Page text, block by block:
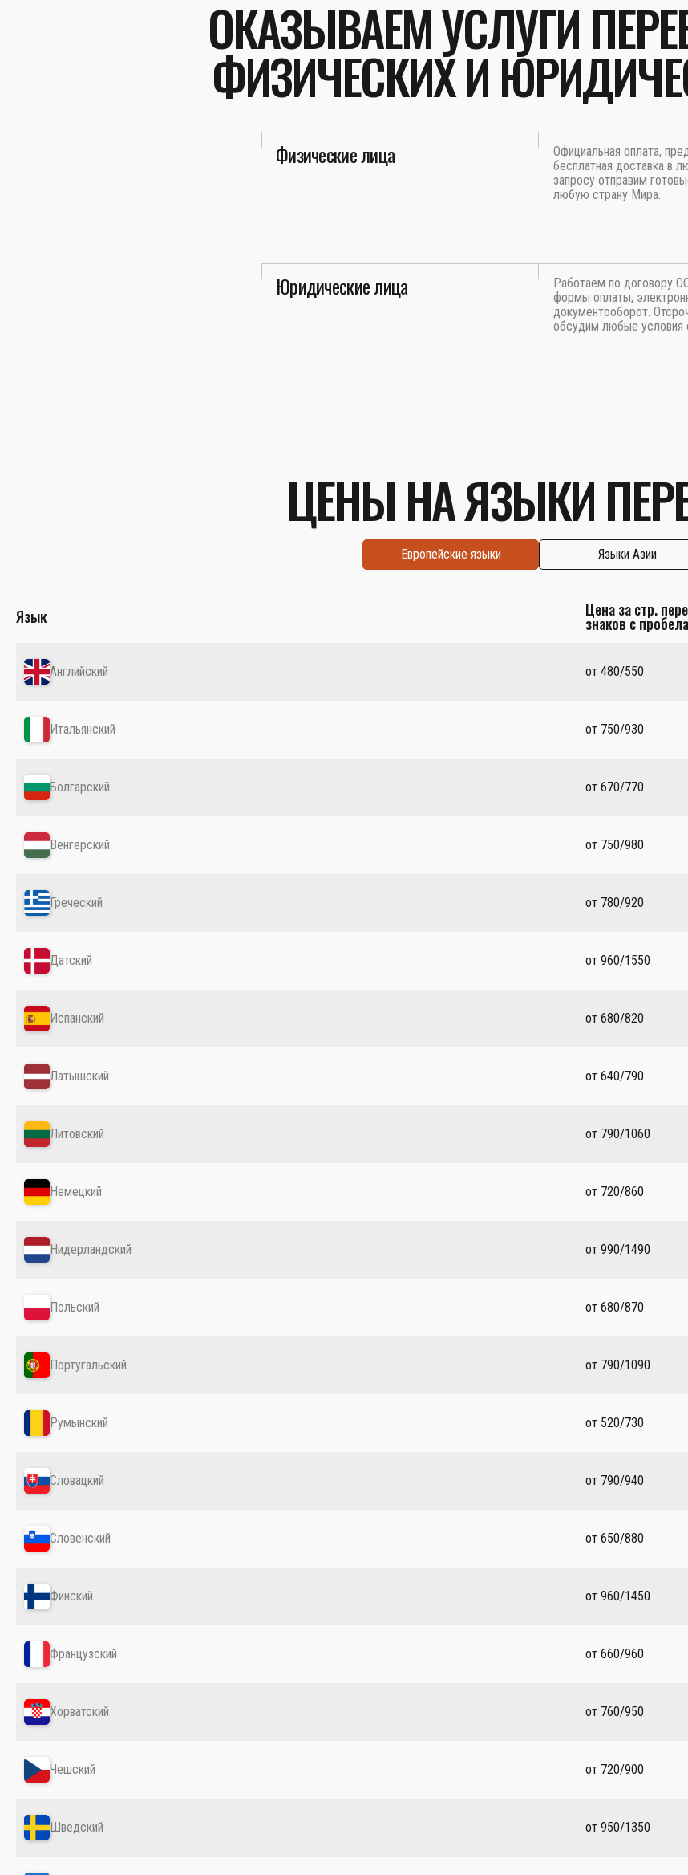
ОКАЗЫВАЕМ УСЛУГИ
ФИЗИЧЕСКИХ И
Физические лица
Официальная оплата,
бесплатная доставка в
запросу отправим
любую страну Мира.
Юридические лица
Работаем по договору
формы оплаты,
документооборот.
обсудим любые условия
ЦЕНЫ НА ЯЗЫКИ
Европейские языки Языки Азии
Язык Цена за стр.
знаков с
Английский от 480/550
Итальянский от 750/930
Болгарский от 670/770
Венгерский от 750/980
Греческий от 780/920
Датский от 960/1550
Испанский от 680/820
Латышский от 640/790
Литовский от 790/1060
Немецкий от 720/860
Нидерландский от 990/1490
Польский от 680/870
Португальский от 790/1090
Румынский от 520/730
Словацкий от 790/940
Словенский от 650/880
Финский от 960/1450
Французский от 660/960
Хорватский от 760/950
Чешский от 720/900
Шведский от 950/1350